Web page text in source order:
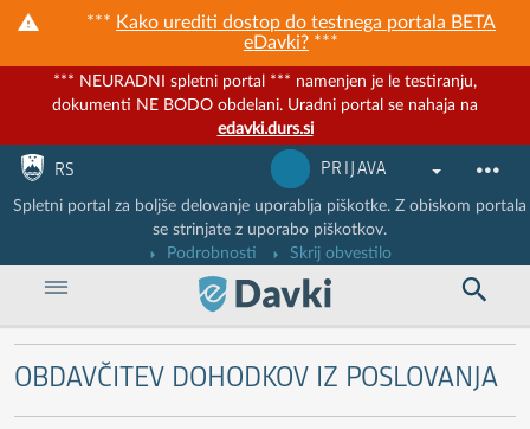
*** Kako urediti dostop do testnega portala BETA
eDavki? ***
*** NEURADNI spletni portal *** namenjen je le testiranju,
dokumenti NE BODO obdelani. Uradni portal se nahaja na
edavki.durs.si
Nadaljuj na vsebino
Nadaljuj na vsebino zaprtega portala
RS PRIJAVA
Spletni portal za boljše delovanje uporablja piškotke. Z obiskom portala
se strinjate z uporabo piškotkov.
Podrobnosti
Skrij obvestilo
OBDAVČITEV DOHODKOV IZ POSLOVANJA